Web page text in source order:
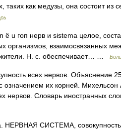
таких как медузы, она состоит из
ё u гоп нерв и sistema целое,
организмов, взаимосвязанных
Н. с. обеспечивает… …
всех нервов. Объяснение
с означением их корней.
нервов. Словарь иностранных
НЕРВНАЯ СИСТЕМА, совокупность